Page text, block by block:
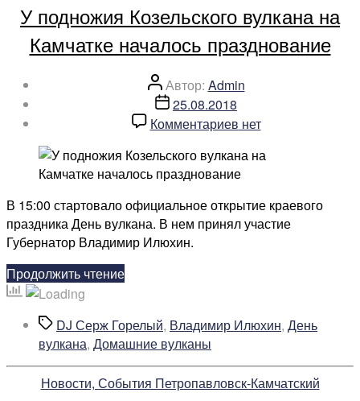
гостей
Камчатки»
У подножия Козельского вулкана на
Камчатке началось празднование
Автор
записи
Автор: Admin
Дата
записи
25.08.2018
Комментариевк
У
подножия
вулкана
на
нет
В 15:00 стартовало официальное открытие краевого
праздника День вулкана. В нем принял участие
Губернатор Владимир Илюхин.
Продолжить чтение«У
вулкана
на
Камчатке
началось
МеткиDJ Серж Горелый, Владимир Илюхин, День
вулкана, Домашние вулканы
Рубрики
Новости, События Петропавловск-Камчатский